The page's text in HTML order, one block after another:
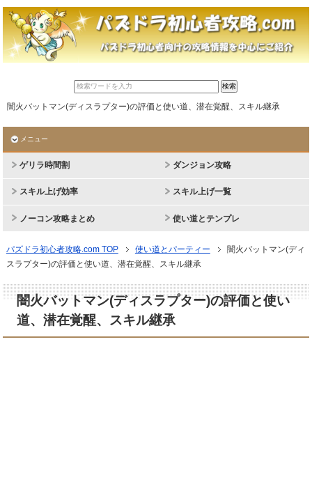
闇火バットマン(ディスラプター)の評価と使い道、潜在覚醒、スキル継承
メニュー
ゲリラ時間割 ダンジョン攻略
スキル上げ効率 スキル上げ一覧
ノーコン攻略まとめ 使い道とテンプレ
パズドラ初心者攻略.com TOP 使い道とパーティー
闇火バットマン(ディ
スラプター)の評価と使い道、潜在覚醒、スキル継承
闇火バットマン(ディスラプター)の評価と使い
道、潜在覚醒、スキル継承